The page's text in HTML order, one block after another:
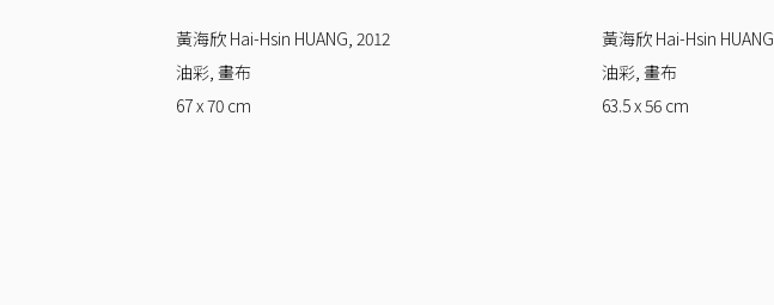
黃海欣 Hai-Hsin HUANG 2012
油彩, 畫布
67 x 70 cm
黃海欣 Hai-Hsin HUANG
油彩, 畫布
63.5 x 56 cm